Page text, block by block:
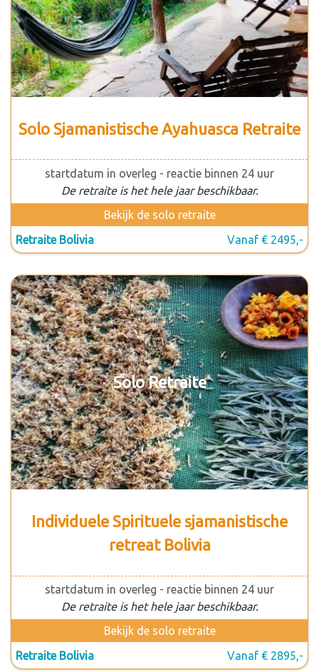
Solo Sjamanistische Ayahuasca Retraite
startdatum in overleg - reactie binnen 24 uur
De retraite is het hele jaar beschikbaar.
Bekijk de solo retraite
Retraite Bolivia
Vanaf € 2495,-
Solo Retraite
Individuele Spirituele sjamanistische
retreat Bolivia
startdatum in overleg - reactie binnen 24 uur
De retraite is het hele jaar beschikbaar.
Bekijk de solo retraite
Retraite Bolivia
Vanaf € 2895,-